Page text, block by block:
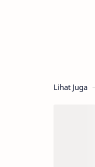
Lihat Juga